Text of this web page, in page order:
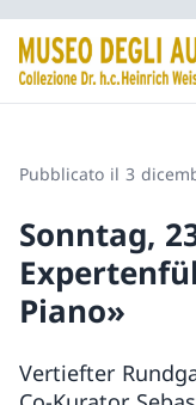
Pubblicato il 3
Sonntag,
Piano»
Vertiefter